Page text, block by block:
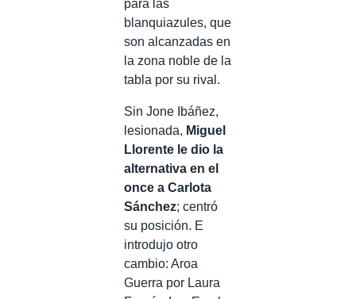
para las
blanquiazules, que
son alcanzadas en
la zona noble de la
tabla por su rival.
Sin Jone Ibáñez,
lesionada, Miguel
Llorente le dio la
alternativa en el
once a Carlota
Sánchez; centró
su posición. E
introdujo otro
cambio: Aroa
Guerra por Laura